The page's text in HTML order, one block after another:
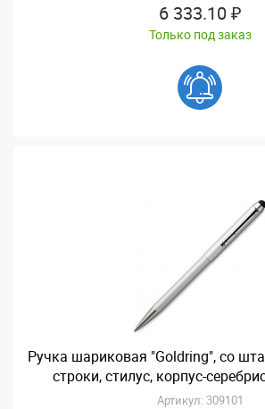
6 333.10 ₽
Только под заказ
Ручка шариковая "Goldring", со
строки, стилус, корпус-
Артикул: 309101